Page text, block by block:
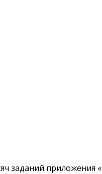
заданий приложения